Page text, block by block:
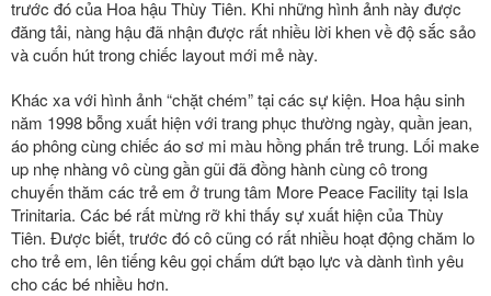
trước đó của Hoa hậu Thùy Tiên. Khi những hình ảnh này được
đăng tải, nàng hậu đã nhận được rất nhiều lời khen về độ sắc sảo
và cuốn hút trong chiếc layout mới mẻ này.
Khác xa với hình ảnh “chặt chém” tại các sự kiện. Hoa hậu sinh
năm 1998 bỗng xuất hiện với trang phục thường ngày, quần jean,
áo phông cùng chiếc áo sơ mi màu hồng phấn trẻ trung. Lối make
up nhẹ nhàng vô cùng gần gũi đã đồng hành cùng cô trong
chuyến thăm các trẻ em ở trung tâm More Peace Facility tại Isla
Trinitaria. Các bé rất mừng rỡ khi thấy sự xuất hiện của Thùy
Tiên. Được biết, trước đó cô cũng có rất nhiều hoạt động chăm lo
cho trẻ em, lên tiếng kêu gọi chấm dứt bạo lực và dành tình yêu
cho các bé nhiều hơn.